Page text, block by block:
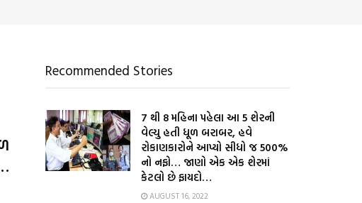
Recommended Stories
7 થી 8 મહિના પહેલા આ 5 શેરની
વેલ્યુ હતી ધૂળ બરાબર, હવે
રોકાણકારોને આપ્યો સીધો જ 500%
નો નફો… જાણો એક એક શેરમાં
કેટલો છે ફાયદો…
AUGUST 16, 2022